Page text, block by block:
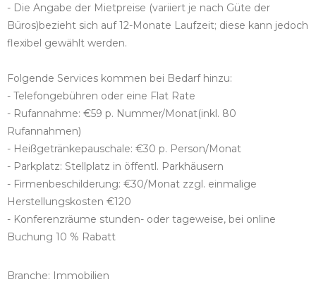
- Die Angabe der Mietpreise (variiert je nach Güte der
Büros)bezieht sich auf 12-Monate Laufzeit; diese kann jedoch
flexibel gewählt werden.
Folgende Services kommen bei Bedarf hinzu:
- Telefongebühren oder eine Flat Rate
- Rufannahme: €59 p. Nummer/Monat(inkl. 80
Rufannahmen)
- Heißgetränkepauschale: €30 p. Person/Monat
- Parkplatz: Stellplatz in öffentl. Parkhäusern
- Firmenbeschilderung: €30/Monat zzgl. einmalige
Herstellungskosten €120
- Konferenzräume stunden- oder tageweise, bei online
Buchung 10 % Rabatt
Branche: Immobilien